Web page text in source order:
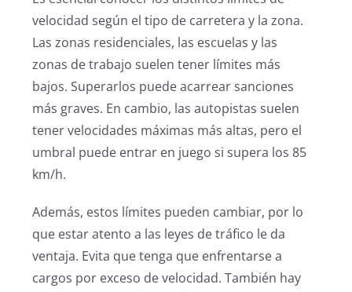
velocidad según el tipo de carretera y la zona.
Las zonas residenciales, las escuelas y las
zonas de trabajo suelen tener límites más
bajos. Superarlos puede acarrear sanciones
más graves. En cambio, las autopistas suelen
tener velocidades máximas más altas, pero el
umbral puede entrar en juego si supera los 85
km/h.
Además, estos límites pueden cambiar, por lo
que estar atento a las leyes de tráfico le da
ventaja. Evita que tenga que enfrentarse a
cargos por exceso de velocidad. También hay